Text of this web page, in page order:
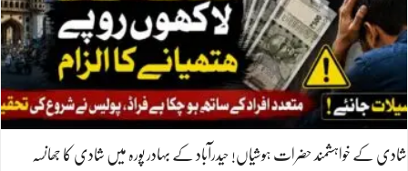
شادی کے خواہشمند حضرات ہوشیاں! حیدرآباد کے بہادر پورہ میں شادی کا جھانسہ